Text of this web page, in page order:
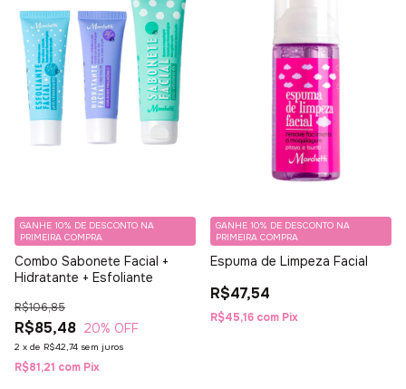
Combo Sabonete Facial +
Hidratante + Esfoliante
R$85,48
R$106,85
20% OFF
2 x de R$42,74 sem juros
R$81,21 com Pix
GANHE 10% DE DESCONTO NA
PRIMEIRA COMPRA
Espuma de Limpeza Facial
R$47,54
R$45,16 com Pix
GANHE 10% DE DESCONTO NA
PRIMEIRA COMPRA